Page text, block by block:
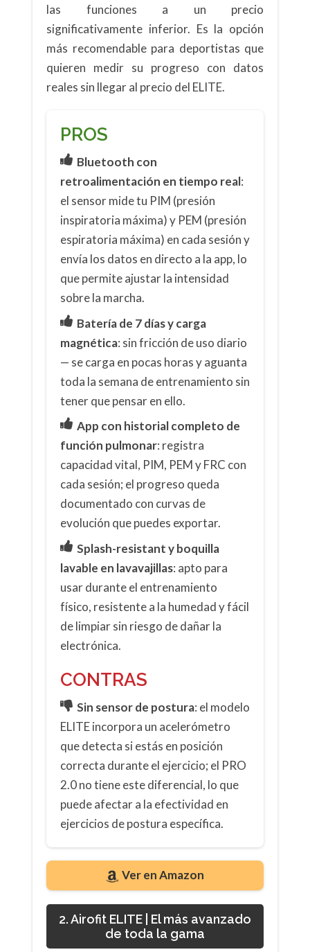
las funciones a un precio
significativamente inferior. Es la opción
más recomendable para deportistas que
quieren medir su progreso con datos
reales sin llegar al precio del ELITE.
PROS
Bluetooth con
retroalimentación en tiempo real:
el sensor mide tu PIM (presión
inspiratoria máxima) y PEM (presión
espiratoria máxima) en cada sesión y
envía los datos en directo a la app, lo
que permite ajustar la intensidad
sobre la marcha.
Batería de 7 días y carga
magnética: sin fricción de uso diario
— se carga en pocas horas y aguanta
toda la semana de entrenamiento sin
tener que pensar en ello.
App con historial completo de
función pulmonar: registra
capacidad vital, PIM, PEM y FRC con
cada sesión; el progreso queda
documentado con curvas de
evolución que puedes exportar.
Splash-resistant y boquilla
lavable en lavavajillas: apto para
usar durante el entrenamiento
físico, resistente a la humedad y fácil
de limpiar sin riesgo de dañar la
electrónica.
CONTRAS
Sin sensor de postura: el modelo
ELITE incorpora un acelerómetro
que detecta si estás en posición
correcta durante el ejercicio; el PRO
2.0 no tiene este diferencial, lo que
puede afectar a la efectividad en
ejercicios de postura específica.
Ver en Amazon
2. Airofit ELITE | El más avanzado
de toda la gama